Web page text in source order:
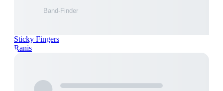
Sticky Fingers
Ranis